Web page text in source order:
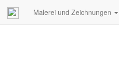
Malerei und Zeichnungen